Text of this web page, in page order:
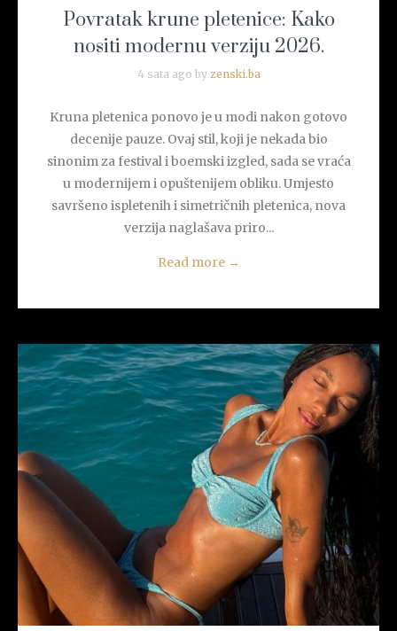
Povratak krune pletenice: Kako
nositi modernu verziju 2026.
4 sata ago by zenski.ba
Kruna pletenica ponovo je u modi nakon gotovo
decenije pauze. Ovaj stil, koji je nekada bio
sinonim za festival i boemski izgled, sada se vraća
u modernijem i opuštenijem obliku. Umjesto
savršeno ispletenih i simetričnih pletenica, nova
verzija naglašava priro...
Read more →
READ MORE